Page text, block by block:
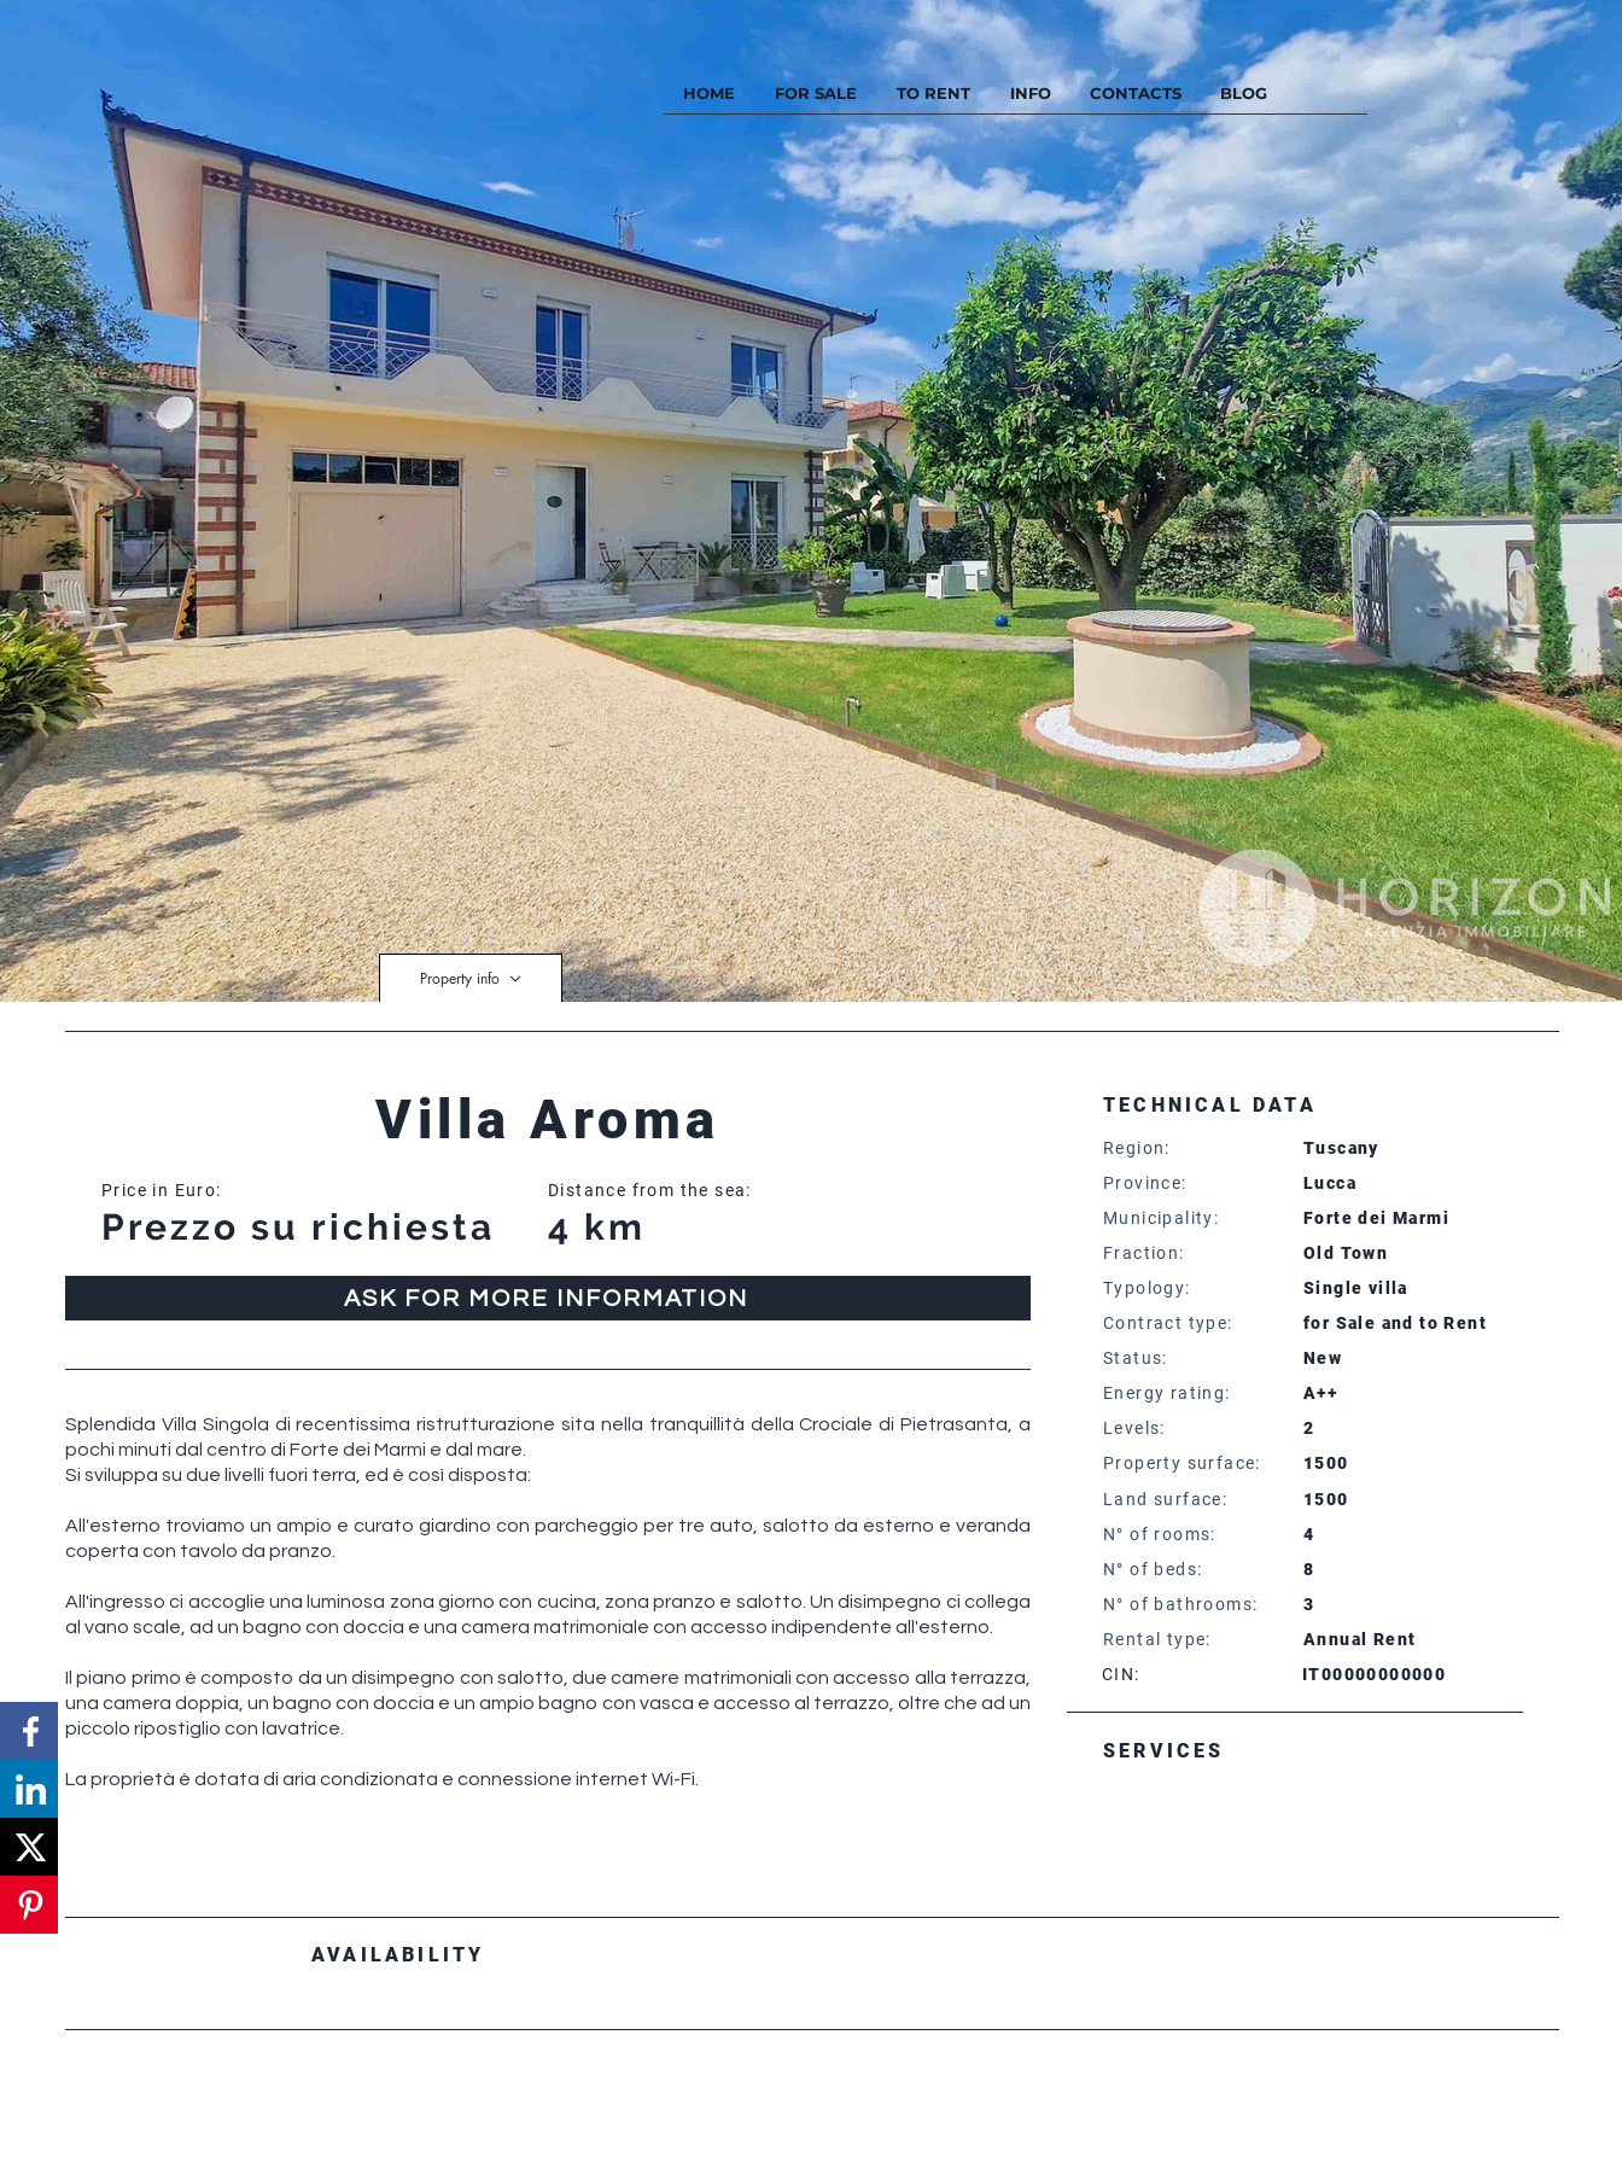
HOME FOR SALE TO RENT INFO CONTACTS BLOG
Property info
Villa Aroma
Price in Euro:
Prezzo su richiesta
Distance from the sea:
4 km
ASK FOR MORE INFORMATION
Splendida Villa Singola di recentissima ristrutturazione sita nella tranquillità della Crociale di Pietrasanta, a
pochi minuti dal centro di Forte dei Marmi e dal mare.
Si sviluppa su due livelli fuori terra, ed è così disposta:
All'esterno troviamo un ampio e curato giardino con parcheggio per tre auto, salotto da esterno e veranda
coperta con tavolo da pranzo.
All'ingresso ci accoglie una luminosa zona giorno con cucina, zona pranzo e salotto. Un disimpegno ci collega
al vano scale, ad un bagno con doccia e una camera matrimoniale con accesso indipendente all'esterno.
Il piano primo è composto da un disimpegno con salotto, due camere matrimoniali con accesso alla terrazza,
una camera doppia, un bagno con doccia e un ampio bagno con vasca e accesso al terrazzo, oltre che ad un
piccolo ripostiglio con lavatrice.
La proprietà è dotata di aria condizionata e connessione internet Wi-Fi.
TECHNICAL DATA
Region:
Tuscany
Province:
Lucca
Municipality:
Forte dei Marmi
Fraction:
Old Town
Typology:
Single villa
Contract type:
for Sale and to Rent
Status:
New
Energy rating:
A++
Levels:
2
Property surface:
1500
Land surface:
1500
N° of rooms:
4
N° of beds:
8
N° of bathrooms:
3
Rental type:
Annual Rent
CIN:
IT00000000000
SERVICES
AVAILABILITY